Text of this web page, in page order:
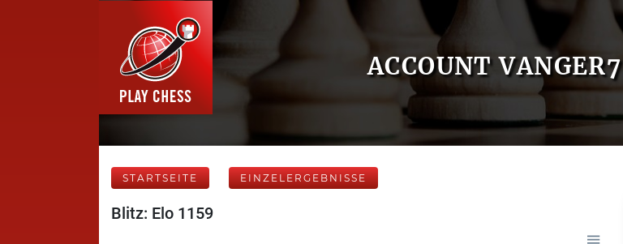
ACCOUNT VANGER7
STARTSEITE EINZELERGEBNISSE
Blitz: Elo 1159